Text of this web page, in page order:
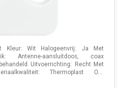
Kleur: Wit Halogeenvrij: Ja Met
Antenne-aansluitdoos, coax
Uitvoerrichting: Recht Met
Thermoplast O...